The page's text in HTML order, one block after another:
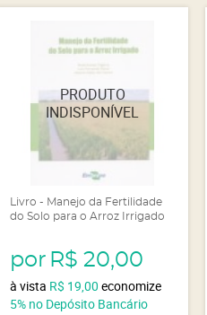
Livro - Manejo da Fertilidade
do Solo para o Arroz Irrigado
por R$ 20,00
à vista R$ 19,00 economize
5% no Depósito Bancário